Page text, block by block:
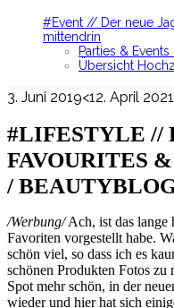
#Event // Der neue
mittendrin
Parties & Events
Übersicht
3. Juni 2019<12. April 2021
#LIFESTYLE //
FAVOURITES
/
/Werbung/Ach, ist das lange
Favoriten vorgestellt habe.
schön viel, so dass ich es
schönen Produkten Fotos zu
Spot mehr schön, in der
wieder und hier hat sich